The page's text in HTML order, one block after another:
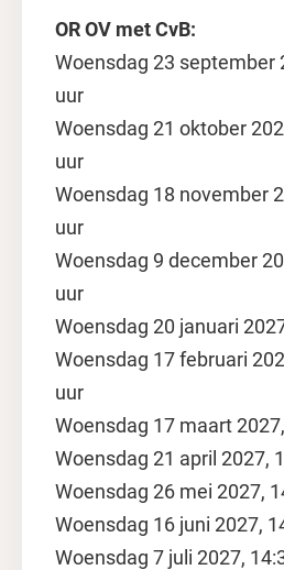
OR OV met CvB:
Woensdag 23 september
uur
Woensdag 21 oktober
uur
Woensdag 18 november
uur
Woensdag 9 december
uur
Woensdag 20 januari
Woensdag 17 februari
uur
Woensdag 17 maart
Woensdag 21 april 2027,
Woensdag 26 mei 2027,
Woensdag 16 juni 2027,
Woensdag 7 juli 2027,